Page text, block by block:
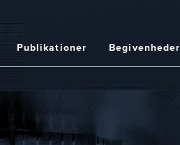
Publikationer Begivenheder